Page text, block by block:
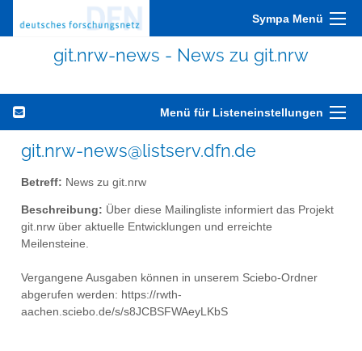
Sympa Menü
git.nrw-news - News zu git.nrw
Menü für Listeneinstellungen
git.nrw-news@listserv.dfn.de
Betreff: News zu git.nrw
Beschreibung: Über diese Mailingliste informiert das Projekt
git.nrw über aktuelle Entwicklungen und erreichte
Meilensteine.
Vergangene Ausgaben können in unserem Sciebo-Ordner
abgerufen werden: https://rwth-
aachen.sciebo.de/s/s8JCBSFWAeyLKbS